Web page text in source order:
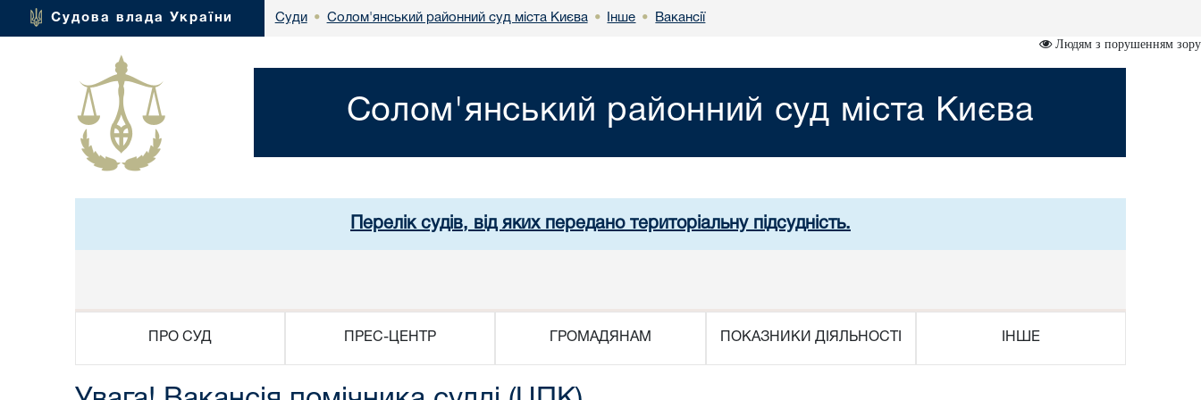
Судова влада України Суди • Солом'янський районний суд міста Києва • Інше • Вакансії
Людям з порушенням зору
Солом'янський районний суд міста Києва
Перелік судів, від яких передано територіальну підсудність.
ПРО СУД ПРЕС-ЦЕНТР ГРОМАДЯНАМ ПОКАЗНИКИ ДІЯЛЬНОСТІ ІНШЕ